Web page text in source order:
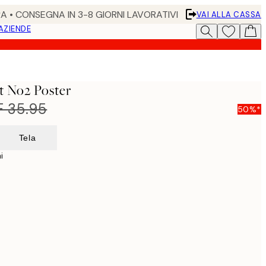
• CONSEGNA IN 3-8 GIORNI LAVORATIVI
VAI ALLA CASSA
No2 Poster
35.95 50%*
Tela